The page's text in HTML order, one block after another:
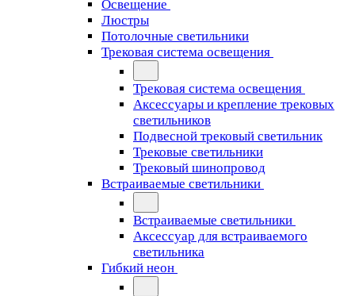
Освещение
Люстры
Потолочные светильники
Трековая система освещения
Трековая система освещения
Аксессуары и крепление трековых
светильников
Подвесной трековый светильник
Трековые светильники
Трековый шинопровод
Встраиваемые светильники
Встраиваемые светильники
Аксессуар для встраиваемого
светильника
Гибкий неон